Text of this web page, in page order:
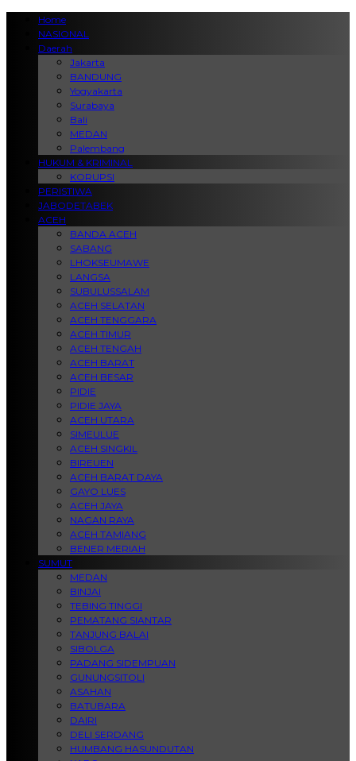
Home
NASIONAL
Daerah
Jakarta
BANDUNG
Yogyakarta
Surabaya
Bali
MEDAN
Palembang
HUKUM & KRIMINAL
KORUPSI
PERISTIWA
JABODETABEK
ACEH
BANDA ACEH
SABANG
LHOKSEUMAWE
LANGSA
SUBULUSSALAM
ACEH SELATAN
ACEH TENGGARA
ACEH TIMUR
ACEH TENGAH
ACEH BARAT
ACEH BESAR
PIDIE
PIDIE JAYA
ACEH UTARA
SIMEULUE
ACEH SINGKIL
BIREUEN
ACEH BARAT DAYA
GAYO LUES
ACEH JAYA
NAGAN RAYA
ACEH TAMIANG
BENER MERIAH
SUMUT
MEDAN
BINJAI
TEBING TINGGI
PEMATANG SIANTAR
TANJUNG BALAI
SIBOLGA
PADANG SIDEMPUAN
GUNUNGSITOLI
ASAHAN
BATUBARA
DAIRI
DELI SERDANG
HUMBANG HASUNDUTAN